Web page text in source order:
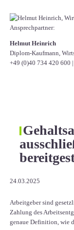
Ansprechpartner:
Helmut Heinrich
Diplom-Kaufmann,
+49 (0)40 734 420 600 |
24.03.2025
Arbeitgeber sind
Zahlung des
genaue Definition, wie